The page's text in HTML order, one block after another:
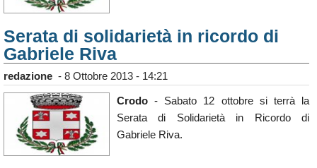
Serata di solidarietà in ricordo di
Gabriele Riva
redazione - 8 Ottobre 2013 - 14:21
Crodo - Sabato 12 ottobre si terrà la
Serata di Solidarietà in Ricordo di
Gabriele Riva.